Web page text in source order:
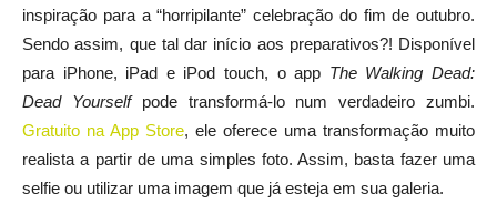
inspiração para a “horripilante” celebração do fim de outubro.
Sendo assim, que tal dar início aos preparativos?! Disponível
para iPhone, iPad e iPod touch, o app The Walking Dead:
Dead Yourselfpode transformá-lo num verdadeiro zumbi.
Gratuito na App Store, ele oferece uma transformação muito
realista a partir de uma simples foto. Assim, basta fazer uma
selfie ou utilizar uma imagem que já esteja em sua galeria.